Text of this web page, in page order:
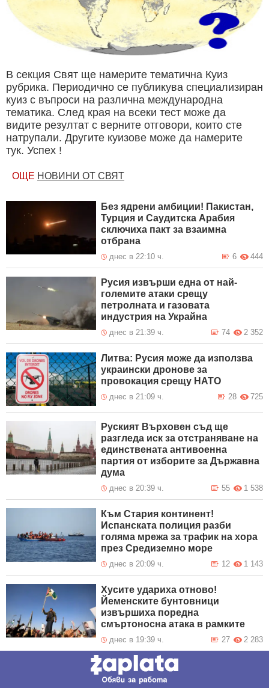
В секция Свят ще намерите тематична Куиз
рубрика. Периодично се публикува специализиран
куиз с въпроси на различна международна
тематика. След края на всеки тест може да
видите резултат с верните отговори, които сте
натрупали. Другите куизове може да намерите
тук. Успех !
ОЩЕ НОВИНИ ОТ СВЯТ
Без ядрени амбиции! Пакистан,
Турция и Саудитска Арабия
сключиха пакт за взаимна
отбрана
днес в 22:10 ч. 444
6
Русия извърши една от най-
големите атаки срещу
петролната и газовата
индустрия на Украйна
днес в 21:39 ч. 2 352
74
Литва: Русия може да използва
украински дронове за
провокация срещу НАТО
днес в 21:09 ч. 725
28
Руският Върховен съд ще
разгледа иск за отстраняване на
единствената антивоенна
партия от изборите за Държавна
дума
днес в 20:39 ч. 1 538
55
Към Стария континент!
Испанската полиция разби
голяма мрежа за трафик на хора
през Средиземно море
днес в 20:09 ч. 1 143
12
Хусите удариха отново!
Йеменските бунтовници
извършиха поредна
смъртоносна атака в рамките
днес в 19:39 ч. 2 283
27
Глобално затопляне! Китай
започва редовни контейнерни